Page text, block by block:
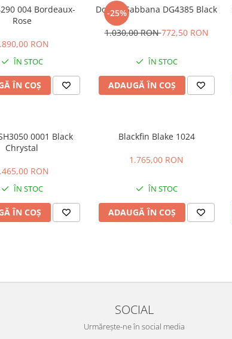
004 Bordeaux-
Rose
RON
ÎN STOC
ÎN COȘ
-25%
Dolce&Gabbana DG4385 Black
1.030,00 RON772,50 RON
ÎN STOC
ADAUGĂ ÎN COȘ
0001 Black
Chrystal
RON
ÎN STOC
ÎN COȘ
Blackfin Blake 1024
1.765,00 RON
ÎN STOC
ADAUGĂ ÎN COȘ
SOCIAL
Urmărește-ne în social media